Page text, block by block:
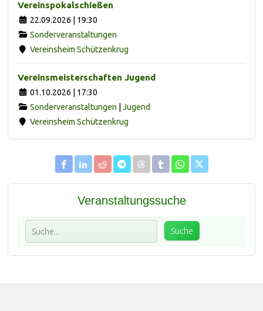
Vereinspokalschießen
22.09.2026 | 19:30
Sonderveranstaltungen
Vereinsheim Schützenkrug
Vereinsmeisterschaften Jugend
01.10.2026 | 17:30
Sonderveranstaltungen
Jugend
Vereinsheim Schützenkrug
Veranstaltungssuche